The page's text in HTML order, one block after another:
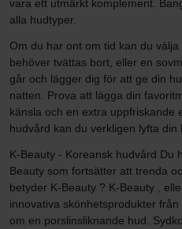
vara ett utmärkt komplement.
alla hudtyper.
Om du har ont om tid kan du
behöver tvättas bort, eller en
går och lägger dig för att ge din
natten. Prova att lägga din
känsla och en extra uppfriskande
hudvård kan du verkligen lyfta din
K-Beauty - Koreansk hudvård Du
Beauty som fortsätter att trenda
betyder K-Beauty ? K-Beauty ,
innovativa skönhetsprodukter
om en porslinsliknande hud.